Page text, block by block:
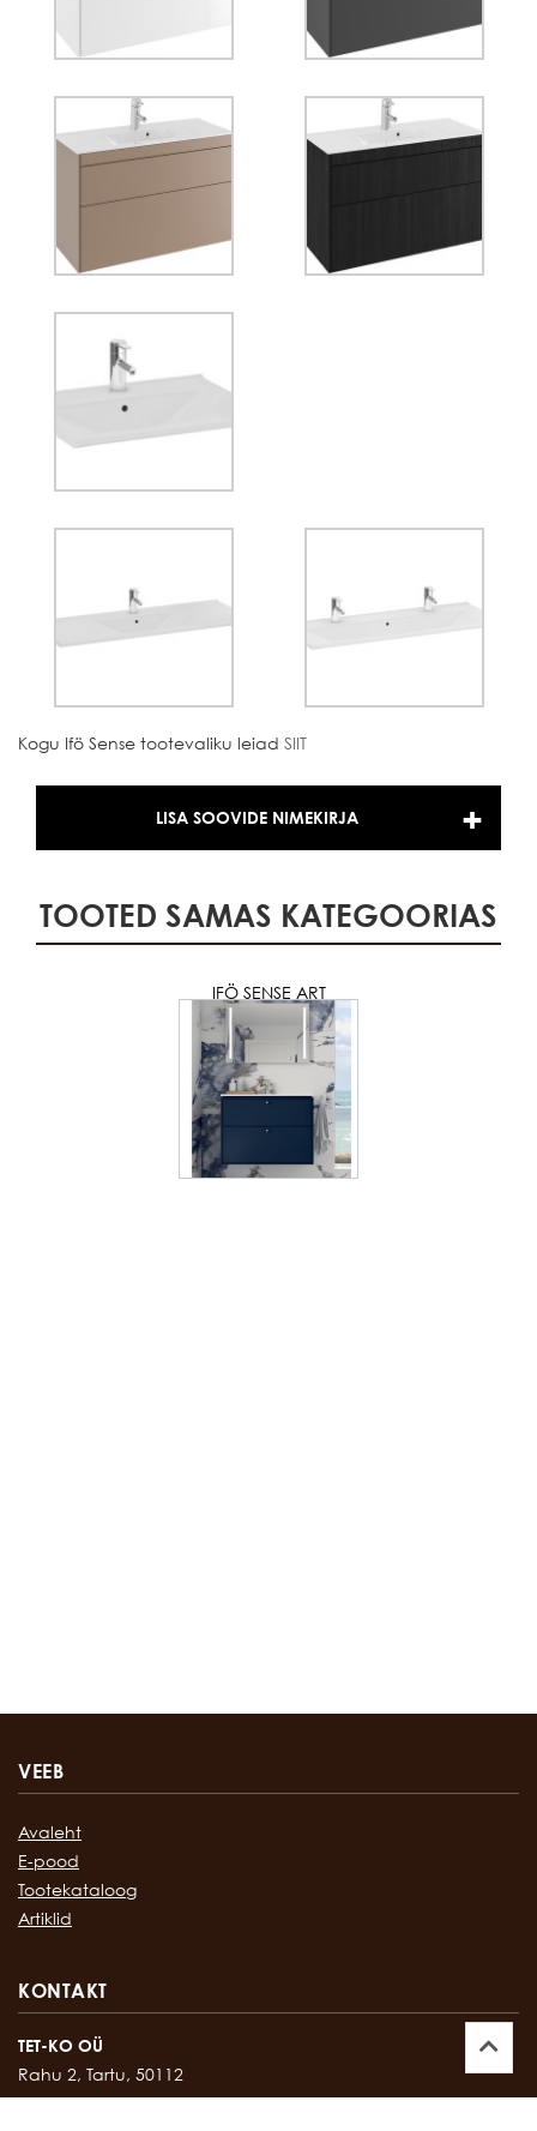
Kogu Ifö Sense tootevaliku leiad SIIT
LISA SOOVIDE NIMEKIRJA
TOOTED SAMAS KATEGOORIAS
IFÖ SENSE ART
VEEB
Avaleht
E-pood
Tootekataloog
Artiklid
KONTAKT
TET-KO OÜ
Rahu 2, Tartu, 50112
Kontor:747 17 35